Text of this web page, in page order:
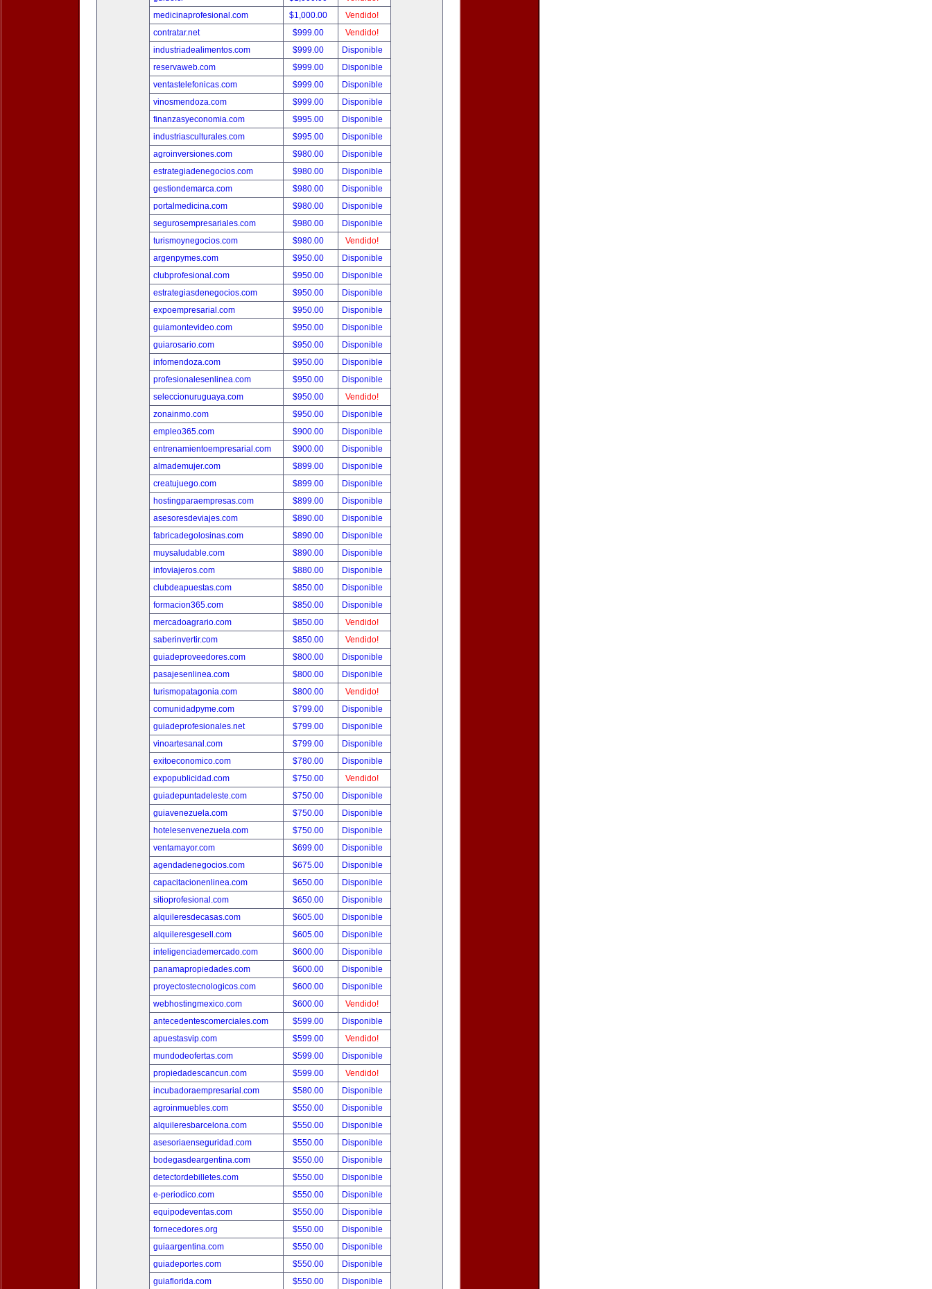
medicinaprofesional.com
$1,000.00
Vendido!
contratar.net
$999.00
Vendido!
industriadealimentos.com
$999.00
Disponible
reservaweb.com
$999.00
Disponible
ventastelefonicas.com
$999.00
Disponible
vinosmendoza.com
$999.00
Disponible
finanzasyeconomia.com
$995.00
Disponible
industriasculturales.com
$995.00
Disponible
agroinversiones.com
$980.00
Disponible
estrategiadenegocios.com
$980.00
Disponible
gestiondemarca.com
$980.00
Disponible
portalmedicina.com
$980.00
Disponible
segurosempresariales.com
$980.00
Disponible
turismoynegocios.com
$980.00
Vendido!
argenpymes.com
$950.00
Disponible
clubprofesional.com
$950.00
Disponible
estrategiasdenegocios.com
$950.00
Disponible
expoempresarial.com
$950.00
Disponible
guiamontevideo.com
$950.00
Disponible
guiarosario.com
$950.00
Disponible
infomendoza.com
$950.00
Disponible
profesionalesenlinea.com
$950.00
Disponible
seleccionuruguaya.com
$950.00
Vendido!
zonainmo.com
$950.00
Disponible
empleo365.com
$900.00
Disponible
entrenamientoempresarial.com
$900.00
Disponible
almademujer.com
$899.00
Disponible
creatujuego.com
$899.00
Disponible
hostingparaempresas.com
$899.00
Disponible
asesoresdeviajes.com
$890.00
Disponible
fabricadegolosinas.com
$890.00
Disponible
muysaludable.com
$890.00
Disponible
infoviajeros.com
$880.00
Disponible
clubdeapuestas.com
$850.00
Disponible
formacion365.com
$850.00
Disponible
mercadoagrario.com
$850.00
Vendido!
saberinvertir.com
$850.00
Vendido!
guiadeproveedores.com
$800.00
Disponible
pasajesenlinea.com
$800.00
Disponible
turismopatagonia.com
$800.00
Vendido!
comunidadpyme.com
$799.00
Disponible
guiadeprofesionales.net
$799.00
Disponible
vinoartesanal.com
$799.00
Disponible
exitoeconomico.com
$780.00
Disponible
expopublicidad.com
$750.00
Vendido!
guiadepuntadeleste.com
$750.00
Disponible
guiavenezuela.com
$750.00
Disponible
hotelesenvenezuela.com
$750.00
Disponible
ventamayor.com
$699.00
Disponible
agendadenegocios.com
$675.00
Disponible
capacitacionenlinea.com
$650.00
Disponible
sitioprofesional.com
$650.00
Disponible
alquileresdecasas.com
$605.00
Disponible
alquileresgesell.com
$605.00
Disponible
inteligenciademercado.com
$600.00
Disponible
panamapropiedades.com
$600.00
Disponible
proyectostecnologicos.com
$600.00
Disponible
webhostingmexico.com
$600.00
Vendido!
antecedentescomerciales.com
$599.00
Disponible
apuestasvip.com
$599.00
Vendido!
mundodeofertas.com
$599.00
Disponible
propiedadescancun.com
$599.00
Vendido!
incubadoraempresarial.com
$580.00
Disponible
agroinmuebles.com
$550.00
Disponible
alquileresbarcelona.com
$550.00
Disponible
asesoriaenseguridad.com
$550.00
Disponible
bodegasdeargentina.com
$550.00
Disponible
detectordebilletes.com
$550.00
Disponible
e-periodico.com
$550.00
Disponible
equipodeventas.com
$550.00
Disponible
fornecedores.org
$550.00
Disponible
guiaargentina.com
$550.00
Disponible
guiadeportes.com
$550.00
Disponible
guiaflorida.com
$550.00 Disponible